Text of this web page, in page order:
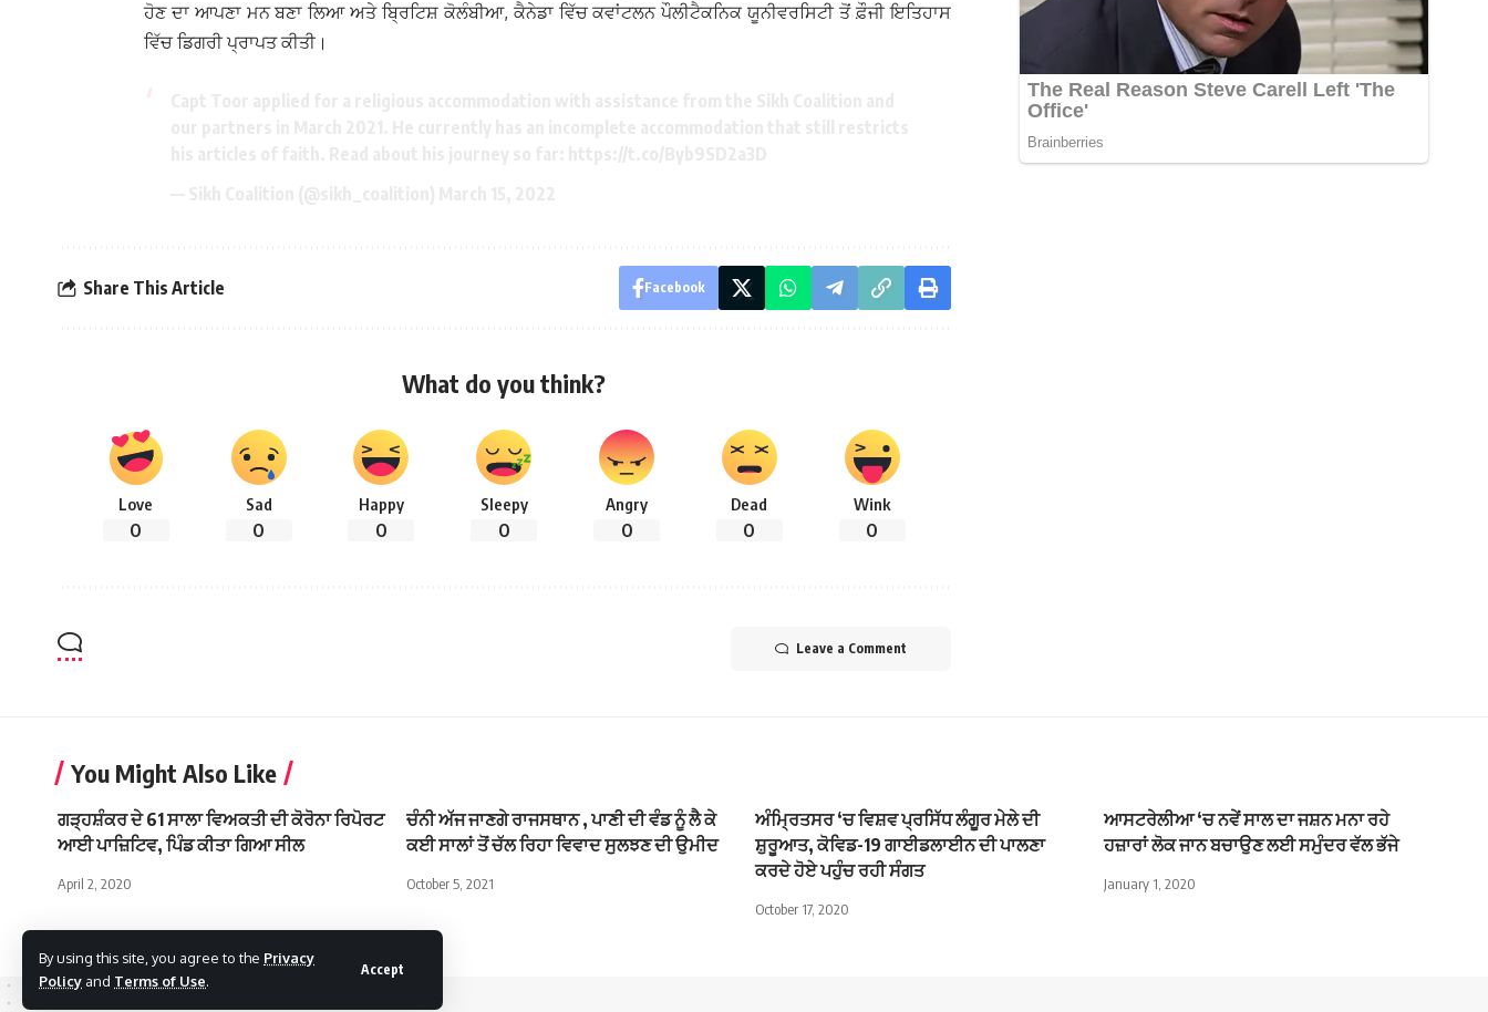
By using this site, you agree to the Privacy
Policy and Terms of Use.
Accept
ਹੋਣ ਦਾ ਆਪਣਾ ਮਨ ਬਣਾ ਲਿਆ ਅਤੇ ਬ੍ਰਿਟਿਸ਼ ਕੋਲੰਬੀਆ, ਕੈਨੇਡਾ ਵਿੱਚ ਕਵਾਂਟਲਨ ਪੌਲੀਟੈਕਨਿਕ ਯੂਨੀਵਰਸਿਟੀ ਤੋਂ ਫ਼ੌਜੀ ਇਤਿਹਾਸ
ਵਿੱਚ ਡਿਗਰੀ ਪ੍ਰਾਪਤ ਕੀਤੀ।
Share This Article Facebook
What do you think?
Love
0
Sad
0
Happy
0
Sleepy
0
Angry
0
Dead
0
Wink
0
Leave a Comment
You Might Also Like
ਗੜ੍ਹਸ਼ੰਕਰ ਦੇ 61 ਸਾਲਾ ਵਿਅਕਤੀ ਦੀ ਕੋਰੋਨਾ ਰਿਪੋਰਟ
ਆਈ ਪਾਜ਼ਿਟਿਵ, ਪਿੰਡ ਕੀਤਾ ਗਿਆ ਸੀਲ
April 2, 2020
ਚੰਨੀ ਅੱਜ ਜਾਣਗੇ ਰਾਜਸਥਾਨ , ਪਾਣੀ ਦੀ ਵੰਡ ਨੂੰ ਲੈ ਕੇ
ਕਈ ਸਾਲਾਂ ਤੋਂ ਚੱਲ ਰਿਹਾ ਵਿਵਾਦ ਸੁਲਝਣ ਦੀ ਉਮੀਦ
October 5, 2021
ਅੰਮ੍ਰਿਤਸਰ ‘ਚ ਵਿਸ਼ਵ ਪ੍ਰਸਿੱਧ ਲੰਗੂਰ ਮੇਲੇ ਦੀ
ਸ਼ੁਰੂਆਤ, ਕੋਵਿਡ-19 ਗਾਈਡਲਾਈਨ ਦੀ ਪਾਲਣਾ
ਕਰਦੇ ਹੋਏ ਪਹੁੰਚ ਰਹੀ ਸੰਗਤ
October 17, 2020
ਆਸਟਰੇਲੀਆ ‘ਚ ਨਵੇਂ ਸਾਲ ਦਾ ਜਸ਼ਨ ਮਨਾ ਰਹੇ
ਹਜ਼ਾਰਾਂ ਲੋਕ ਜਾਨ ਬਚਾਉਣ ਲਈ ਸਮੁੰਦਰ ਵੱਲ ਭੱਜੇ
January 1, 2020